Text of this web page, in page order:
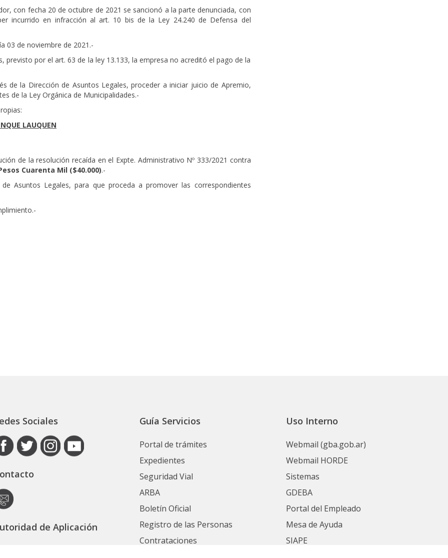
con fecha 20 de octubre de 2021 se sancionó a la parte denunciada, con
incurrido en infracción al art. 10 bis de la Ley 24.240 de Defensa del
03 de noviembre de 2021.-
previsto por el art. 63 de la ley 13.133, la empresa no acreditó el pago de la
de la Dirección de Asuntos Legales, proceder a iniciar juicio de Apremio,
de la Ley Orgánica de Municipalidades.-
LAUQUEN
de la resolución recaída en el Expte. Administrativo Nº 333/2021 contra
Cuarenta Mil ($40.000).-
Asuntos Legales, para que proceda a promover las correspondientes
Sociales
de Aplicación
Guía Servicios
Portal de trámites
Expedientes
Seguridad Vial
ARBA
Boletín Oficial
Registro de las Personas
Contrataciones
Uso Interno
Webmail (gba.gob.ar)
Webmail HORDE
Sistemas
GDEBA
Portal del Empleado
Mesa de Ayuda
SIAPE